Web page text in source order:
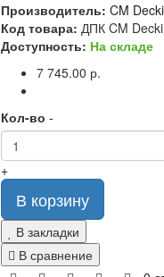
Производитель: CM
Код товара: ДПК CM
Доступность: На складе
7 745.00 р.
Кол-во -
+
В корзину
В закладки
В сравнение